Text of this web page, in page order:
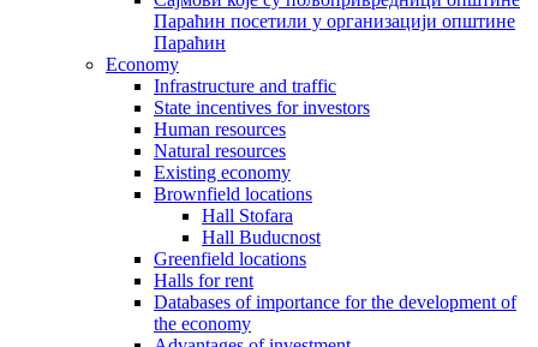
Параћин посетили у организацији општине
Параћин
Economy
Infrastructure and traffic
State incentives for investors
Human resources
Natural resources
Existing economy
Brownfield locations
Hall Stofara
Hall Buducnost
Greenfield locations
Halls for rent
Databases of importance for the development of
the economy